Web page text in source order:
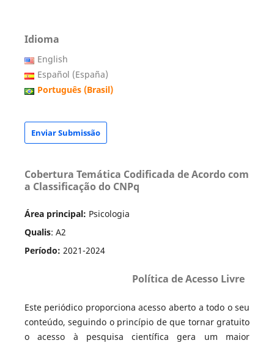
Idioma
English
Español (España)
Português (Brasil)
Enviar Submissão
Cobertura Temática Codificada de Acordo com
a Classificação do CNPq
Área principal: Psicologia
Qualis: A2
Período: 2021-2024
Política de Acesso Livre
Este periódico proporciona acesso aberto a todo o seu
conteúdo, seguindo o princípio de que tornar gratuito
o acesso à pesquisa científica gera um maior